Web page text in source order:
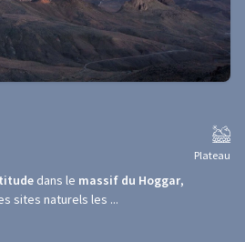
Plateau
dans le massif du Hoggar,
sites naturels les ...